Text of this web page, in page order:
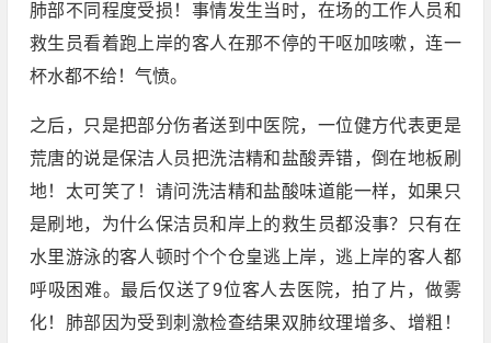
肺部不同程度受损！事情发生当时，在场的工作人员和
救生员看着跑上岸的客人在那不停的干呕加咳嗽，连一
杯水都不给！气愤。
之后，只是把部分伤者送到中医院，一位健方代表更是
荒唐的说是保洁人员把洗洁精和盐酸弄错，倒在地板刷
地！太可笑了！请问洗洁精和盐酸味道能一样，如果只
是刷地，为什么保洁员和岸上的救生员都没事？只有在
水里游泳的客人顿时个个仓皇逃上岸，逃上岸的客人都
呼吸困难。最后仅送了9位客人去医院，拍了片，做雾
化！肺部因为受到刺激检查结果双肺纹理增多、增粗！